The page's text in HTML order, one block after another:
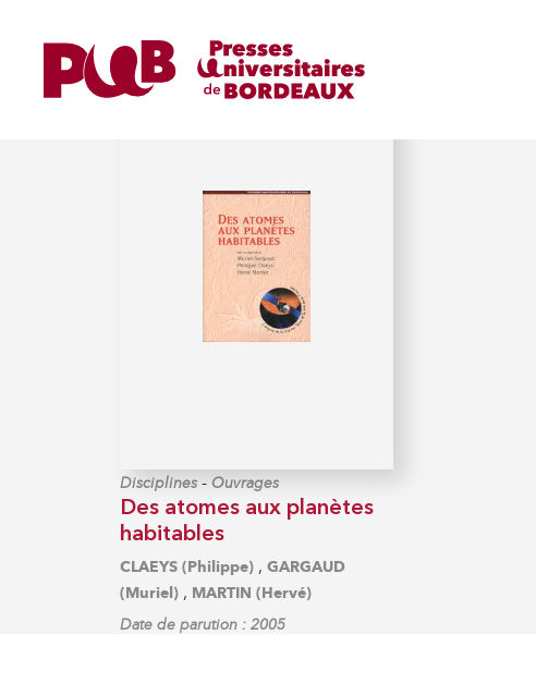
Disciplines- Ouvrages
Des atomes aux planètes
habitables
CLAEYS (Philippe), GARGAUD
(Muriel), MARTIN (Hervé)
Date de parution : 2005